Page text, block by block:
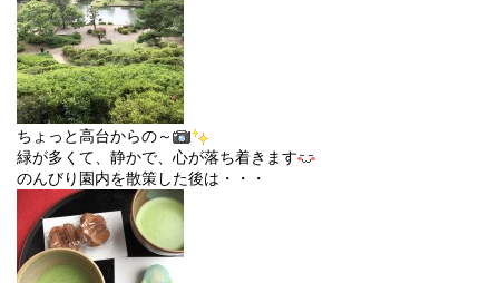
ちょっと高台からの～
緑が多くて、静かで、心が落ち着きます
のんびり園内を散策した後は・・・